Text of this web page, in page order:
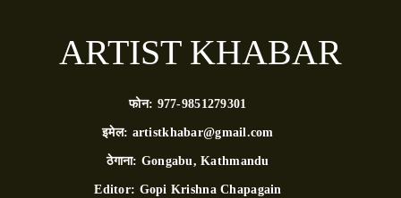
ARTIST KHABAR
फोन: 977-9851279301
इमेल: artistkhabar@gmail.com
ठेगाना: Gongabu, Kathmandu
Editor: Gopi Krishna Chapagain